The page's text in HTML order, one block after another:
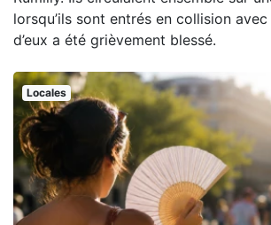
lorsqu’ils sont entrés en collision avec
d’eux a été grièvement blessé.
Locales